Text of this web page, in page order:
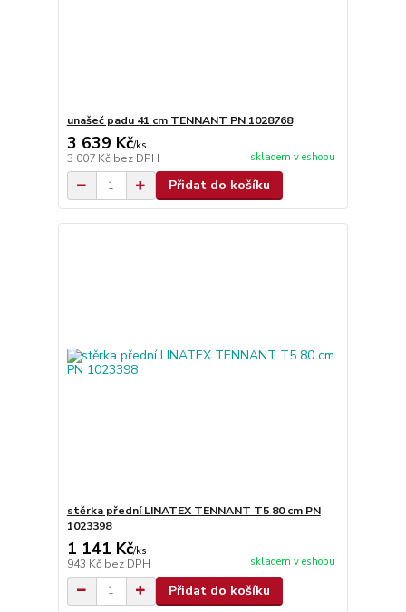
unašeč padu 41 cm TENNANT PN 1028768
3 639 Kč/ks
3 007 Kč bez DPH skladem v eshopu
Přidat do košíku
stěrka přední LINATEX TENNANT T5 80 cm PN
1023398
1 141 Kč/ks
943 Kč bez DPH skladem v eshopu
Přidat do košíku